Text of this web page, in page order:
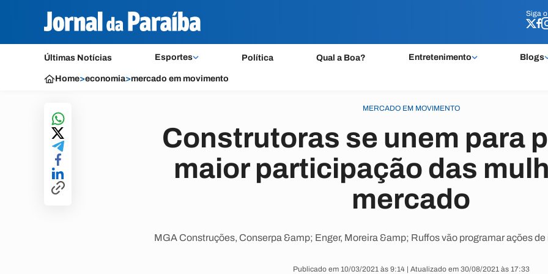
Siga o
Últimas Notícias Esportes Política Qual a Boa? Entretenimento Blogs
Siga o
Home>economia>mercado em movimento
MERCADO EM MOVIMENTO
Construtoras se unem para
maior participação das
mercado
MGA Construções, Conserpa &amp; Enger, Moreira &amp; Ruffos vão programar ações
Publicado em 10/03/2021 às 9:14 | Atualizado em 30/08/2021 às 17:33